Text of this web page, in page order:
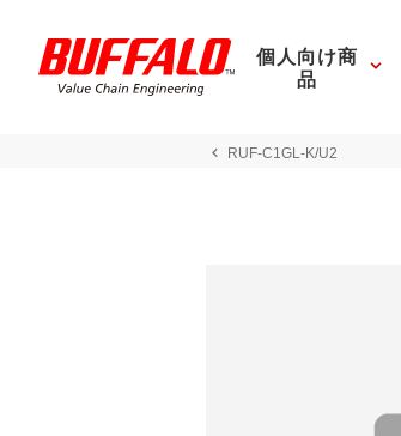
個人向け商
品
RUF-C1GL-K/U2